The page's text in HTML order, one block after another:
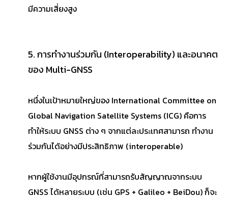
มีความเสี่ยงสูง
5. การทำงานร่วมกัน (Interoperability) และอนาคต
ของ Multi-GNSS
หนึ่งในเป้าหมายใหญ่ของ International Committee on
Global Navigation Satellite Systems (ICG) คือการ
ทำให้ระบบ GNSS ต่าง ๆ จากแต่ละประเทศสามารถ ทำงาน
ร่วมกันได้อย่างมีประสิทธิภาพ (interoperable)
หากผู้ใช้งานมีอุปกรณ์ที่สามารถรับสัญญาณจากระบบ
GNSS ได้หลายระบบ (เช่น GPS + Galileo + BeiDou) ก็จะ